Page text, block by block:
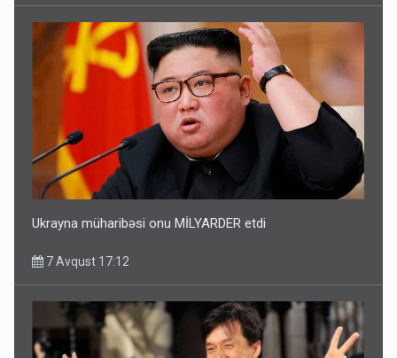
Ukrayna müharibəsi onu MİLYARDER etdi
7 Avqust 17:12